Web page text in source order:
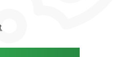
427 Újezd u Brna, 664